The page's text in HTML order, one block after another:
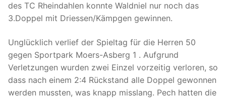
des TC Rheindahlen konnte Waldniel nur noch das
3.Doppel mit Driessen/Kämpgen gewinnen.
Unglücklich verlief der Spieltag für die Herren 50
gegen Sportpark Moers-Asberg 1 . Aufgrund
Verletzungen wurden zwei Einzel vorzeitig verloren, so
dass nach einem 2:4 Rückstand alle Doppel gewonnen
werden mussten, was knapp misslang. Pech hatten die